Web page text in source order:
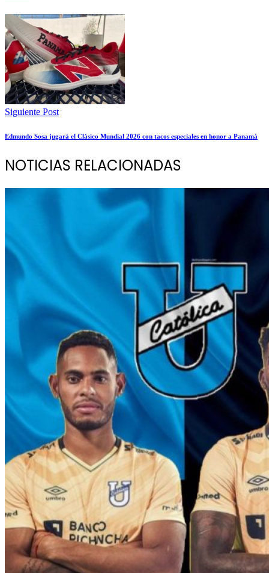
Siguiente Post
Edmundo Sosa jugará el Clásico Mundial 2026 con tacos especiales en honor a Panamá
NOTICIAS RELACIONADAS